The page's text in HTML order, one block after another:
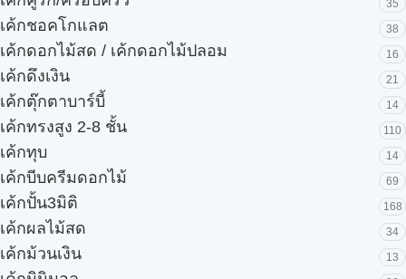
35
เค้กชอคโกแลต 38
เค้กดอกไม้สด / เค้กดอกไม้ปลอม 16
เค้กดึงเงิน 21
เค้กตุ๊กตาบาร์บี้ 14
เค้กทรงสูง 2-8 ชั้น 110
เค้กทุบ 14
เค้กบีบครีมดอกไม้ 69
เค้กปั้น3มิติ 168
เค้กผลไม้สด 34
เค้กม้วนเงิน 13